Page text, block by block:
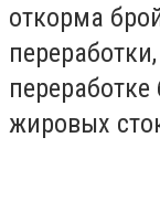
откорма
жировых